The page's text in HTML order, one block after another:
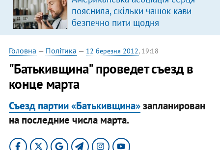
пояснила, скільки чашок кави
безпечно пити щодня
Головна — Політика — 12 березня 2012, 19:18
"Батькивщина" проведет съезд в
конце марта
Съезд партии «Батькивщина»запланирован
на последние числа марта.